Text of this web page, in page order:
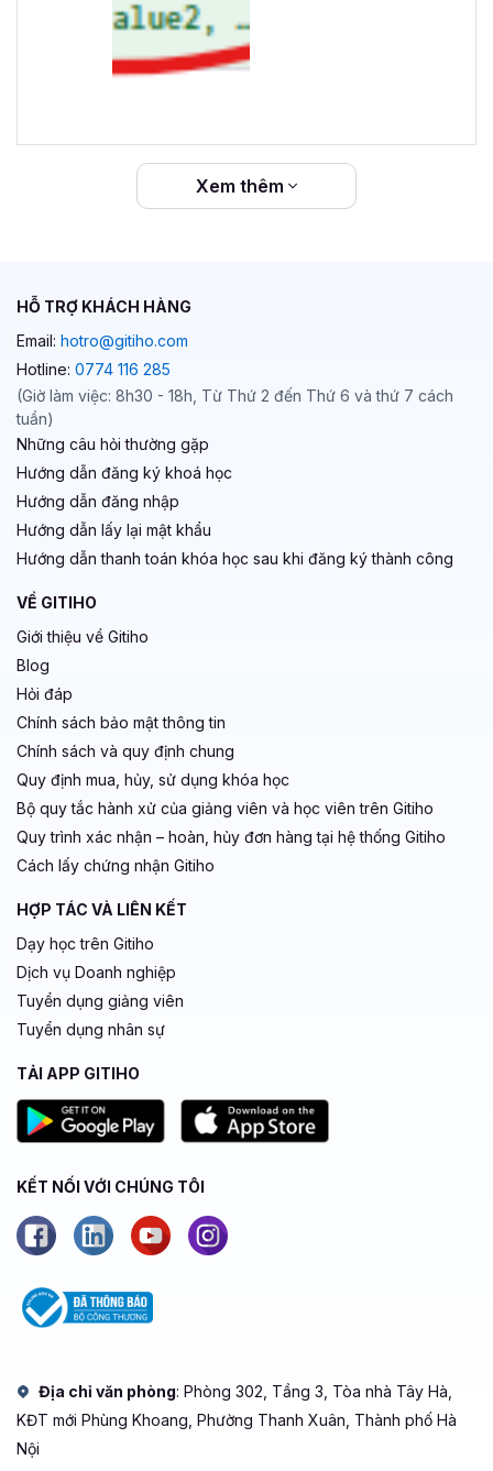
Xem thêm
HỖ TRỢ KHÁCH HÀNG
Email: hotro@gitiho.com
Hotline: 0774 116 285
(Giờ làm việc: 8h30 - 18h, Từ Thứ 2 đến Thứ 6 và thứ 7 cách
tuần)
Những câu hỏi thường gặp
Hướng dẫn đăng ký khoá học
Hướng dẫn đăng nhập
Hướng dẫn lấy lại mật khẩu
Hướng dẫn thanh toán khóa học sau khi đăng ký thành công
VỀ GITIHO
Giới thiệu về Gitiho
Blog
Hỏi đáp
Chính sách bảo mật thông tin
Chính sách và quy định chung
Quy định mua, hủy, sử dụng khóa học
Bộ quy tắc hành xử của giảng viên và học viên trên Gitiho
Quy trình xác nhận – hoàn, hủy đơn hàng tại hệ thống Gitiho
Cách lấy chứng nhận Gitiho
HỢP TÁC VÀ LIÊN KẾT
Dạy học trên Gitiho
Dịch vụ Doanh nghiệp
Tuyển dụng giảng viên
Tuyển dụng nhân sự
TẢI APP GITIHO
KẾT NỐI VỚI CHÚNG TÔI
Địa chỉ văn phòng: Phòng 302, Tầng 3, Tòa nhà Tây Hà,
KĐT mới Phùng Khoang, Phường Thanh Xuân, Thành phố Hà
Nội